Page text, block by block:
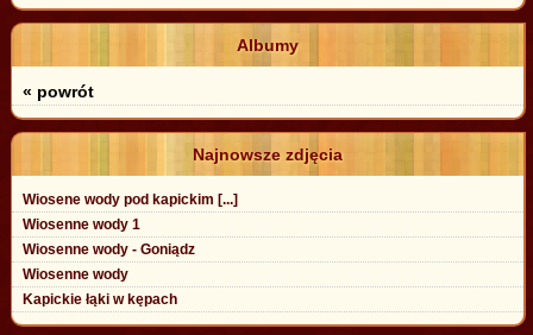
Albumy
« powrót
Najnowsze zdjęcia
Wiosene wody pod kapickim [...]
Wiosenne wody 1
Wiosenne wody - Goniądz
Wiosenne wody
Kapickie łąki w kępach